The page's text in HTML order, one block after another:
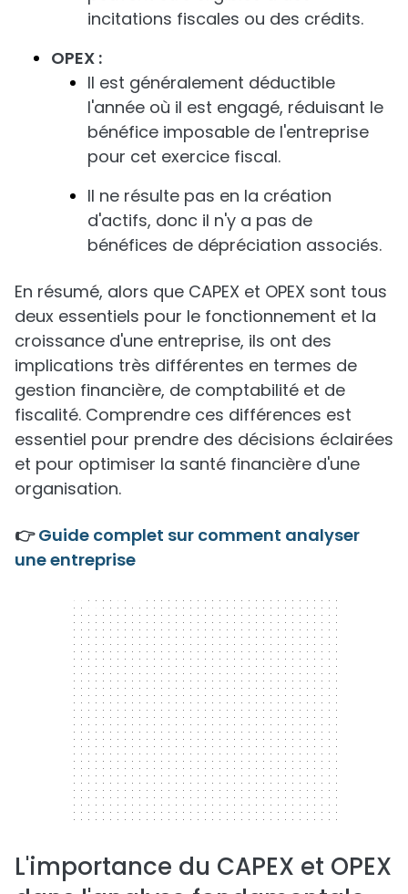
incitations fiscales ou des crédits.
OPEX :
Il est généralement déductible
l'année où il est engagé, réduisant le
bénéfice imposable de l'entreprise
pour cet exercice fiscal.
Il ne résulte pas en la création
d'actifs, donc il n'y a pas de
bénéfices de dépréciation associés.
En résumé, alors que CAPEX et OPEX sont tous
deux essentiels pour le fonctionnement et la
croissance d'une entreprise, ils ont des
implications très différentes en termes de
gestion financière, de comptabilité et de
fiscalité. Comprendre ces différences est
essentiel pour prendre des décisions éclairées
et pour optimiser la santé financière d'une
organisation.
👉Guide complet sur comment analyser
une entreprise
300 x 250
L'importance du CAPEX et OPEX